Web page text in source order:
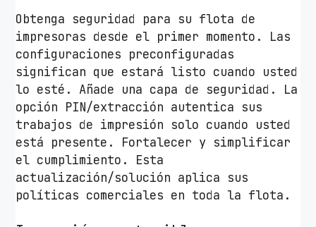
a
y
A
z
u
l
c
a
n
t
i
Obtenga seguridad para su flota de
impresoras desde el primer momento. Las
configuraciones preconfiguradas
significan que estará listo cuando usted
lo esté. Añade una capa de seguridad. La
opción PIN/extracción autentica sus
trabajos de impresión solo cuando usted
está presente. Fortalecer y simplificar
el cumplimiento. Esta
actualización/solución aplica sus
políticas comerciales en toda la flota.